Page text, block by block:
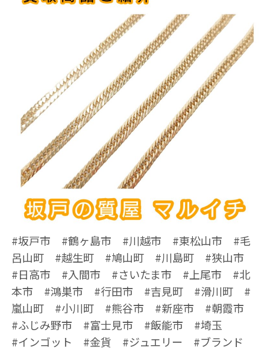
#坂戸市 #鶴ヶ島市 #川越市 #東松山市 #毛
呂山町 #越生町 #鳩山町 #川島町 #狭山市
#日高市 #入間市 #さいたま市 #上尾市 #北
本市 #鴻巣市 #行田市 #吉見町 #滑川町 #
嵐山町 #小川町 #熊谷市 #新座市 #朝霞市
#ふじみ野市 #富士見市 #飯能市 #埼玉
#インゴット #金貨 #ジュエリー #ブランド